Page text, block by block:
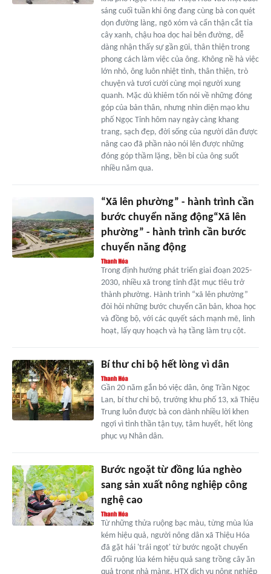
sáng cuối tuần khi ông đang cùng bà con quét
dọn đường làng, ngõ xóm và cẩn thận cắt tỉa
cây xanh, chậu hoa dọc hai bên đường, dễ
dàng nhận thấy sự gần gũi, thân thiện trong
phong cách làm việc của ông. Không nề hà việc
lớn nhỏ, ông luôn nhiệt tình, thân thiện, trò
chuyện và tươi cười cùng mọi người xung
quanh. Mặc dù khiêm tốn nói về những đóng
góp của bản thân, nhưng nhìn diện mạo khu
phố Ngọc Tỉnh hôm nay ngày càng khang
trang, sạch đẹp, đời sống của người dân được
nâng cao đã phần nào nói lên được những
đóng góp thầm lặng, bền bỉ của ông suốt
nhiều năm qua.
“Xã lên phường” - hành trình cần
bước chuyển năng động“Xã lên
phường” - hành trình cần bước
chuyển năng động
Trong định hướng phát triển giai đoạn 2025-
2030, nhiều xã trong tỉnh đặt mục tiêu trở
thành phường. Hành trình “xã lên phường”
đòi hỏi những bước chuyển căn bản, khoa học
và đồng bộ, với các quyết sách mạnh mẽ, linh
hoạt, lấy quy hoạch và hạ tầng làm trụ cột.
Bí thư chi bộ hết lòng vì dân
Gần 20 năm gắn bó việc dân, ông Trần Ngọc
Lan, bí thư chi bộ, trưởng khu phố 13, xã Thiệu
Trung luôn được bà con dành nhiều lời khen
ngợi vì tinh thần tận tụy, tâm huyết, hết lòng
phục vụ Nhân dân.
Bước ngoặt từ đồng lúa nghèo
sang sản xuất nông nghiệp công
nghệ cao
Từ những thửa ruộng bạc màu, từng mùa lúa
kém hiệu quả, người nông dân xã Thiệu Hóa
đã gặt hái 'trái ngọt' từ bước ngoặt chuyển
đổi ruộng lúa kém hiệu quả sang trồng cây ăn
quả trong nhà màng. HTX dịch vụ nông nghiệp